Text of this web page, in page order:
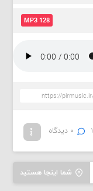
MP3 128
۰ دیدگاه
شما اینجا هستید